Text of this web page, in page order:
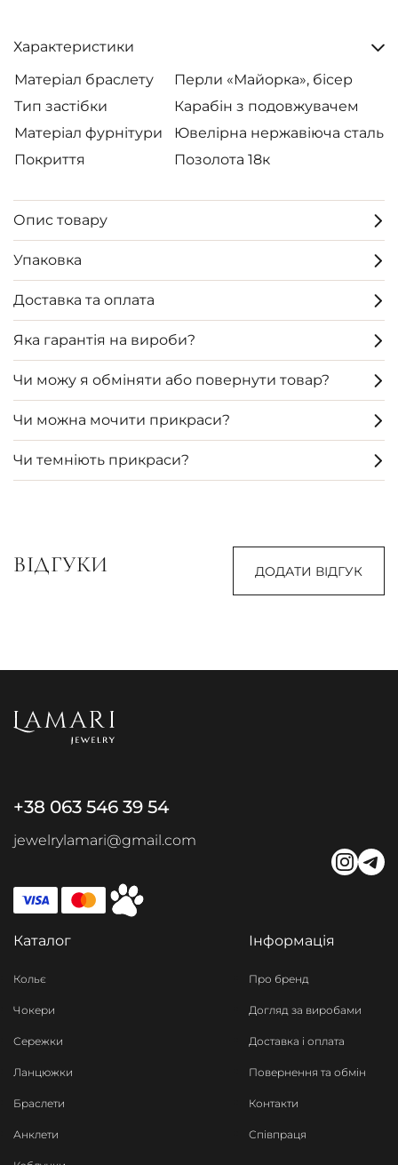
Характеристики
Матеріал браслету
Перли «Майорка», бісер
Тип застібки
Карабін з подовжувачем
Матеріал фурнітури
Ювелірна нержавіюча сталь
Покриття
Позолота 18к
Опис товару
Упаковка
Доставка та оплата
Яка гарантія на вироби?
Чи можу я обміняти або повернути товар?
Чи можна мочити прикраси?
Чи темніють прикраси?
ВІДГУКИ ДОДАТИ ВІДГУК
+38 063 546 39 54
jewelrylamari@gmail.com
Каталог
Кольє
Чокери
Сережки
Ланцюжки
Браслети
Анклети
Інформація
Про бренд
Догляд за виробами
Доставка і оплата
Повернення та обмін
Контакти
Співпраця